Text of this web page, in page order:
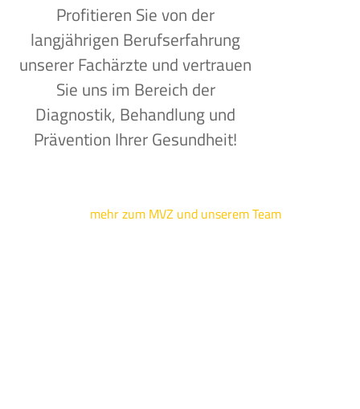
Profitieren Sie von der
langjährigen Berufserfahrung
unserer Fachärzte und vertrauen
Sie uns im Bereich der
Diagnostik, Behandlung und
Prävention Ihrer Gesundheit!
mehr zum MVZ und unserem Team